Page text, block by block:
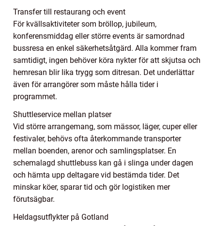
Transfer till restaurang och event
För kvällsaktiviteter som bröllop, jubileum,
konferensmiddag eller större events är samordnad
bussresa en enkel säkerhetsåtgärd. Alla kommer fram
samtidigt, ingen behöver köra nykter för att skjutsa och
hemresan blir lika trygg som ditresan. Det underlättar
även för arrangörer som måste hålla tider i
programmet.
Shuttleservice mellan platser
Vid större arrangemang, som mässor, läger, cuper eller
festivaler, behövs ofta återkommande transporter
mellan boenden, arenor och samlingsplatser. En
schemalagd shuttlebuss kan gå i slinga under dagen
och hämta upp deltagare vid bestämda tider. Det
minskar köer, sparar tid och gör logistiken mer
förutsägbar.
Heldagsutflykter på Gotland